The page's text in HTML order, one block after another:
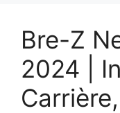
Bre-Z
2024 |